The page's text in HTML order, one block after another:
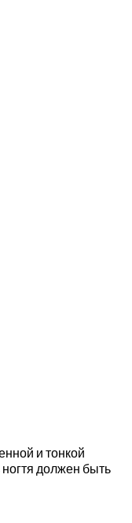
и тонкой
должен быть